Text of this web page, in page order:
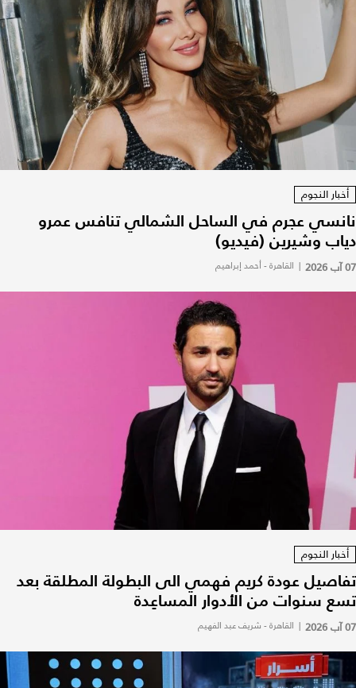
أخبار النجوم
نانسي عجرم في الساحل الشمالي تنافس عمرو
دياب وشيرين (فيديو)
07 آب 2026 | القاهرة - أحمد إبراهيم
أخبار النجوم
تفاصيل عودة كريم فهمي الى البطولة المطلقة بعد
تسع سنوات من الأدوار المساعِدة
07 آب 2026 | القاهرة - شريف عبد الفهيم